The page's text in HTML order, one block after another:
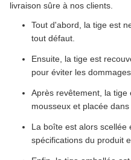
livraison sûre à nos clients.
Tout d'abord, la tige est
tout défaut.
Ensuite, la tige est
pour éviter les
Après revêtement, la
mousseux et placée
La boîte est alors scellée
spécifications du produit